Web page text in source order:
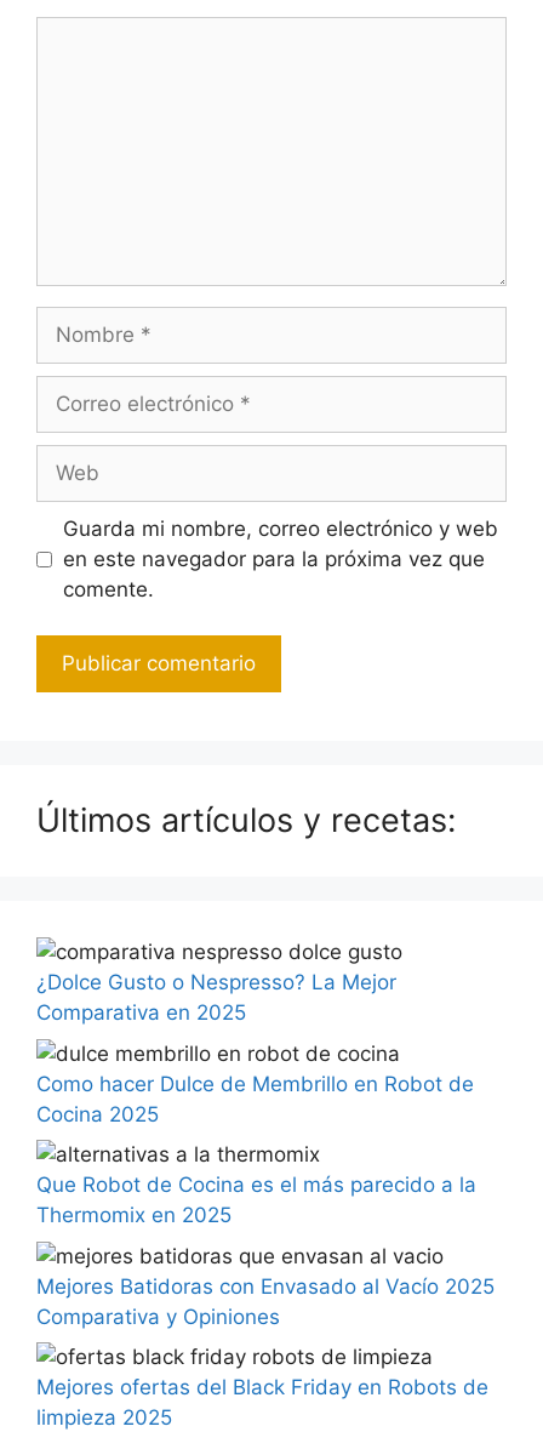
electrónico
Guarda mi nombre, correo electrónico y web
en este navegador para la próxima vez que
comente.
Últimos artículos y recetas:
¿Dolce Gusto o Nespresso? La Mejor
Comparativa en 2025
Como hacer Dulce de Membrillo en Robot de
Cocina 2025
Que Robot de Cocina es el más parecido a la
Thermomix en 2025
Mejores Batidoras con Envasado al Vacío 2025
Comparativa y Opiniones
Mejores ofertas del Black Friday en Robots de
limpieza 2025